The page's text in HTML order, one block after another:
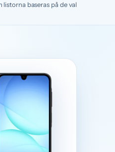
baseras på de val